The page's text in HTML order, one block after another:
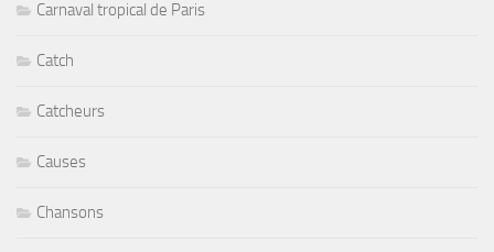
Carnaval tropical de Paris
Catch
Catcheurs
Causes
Chansons